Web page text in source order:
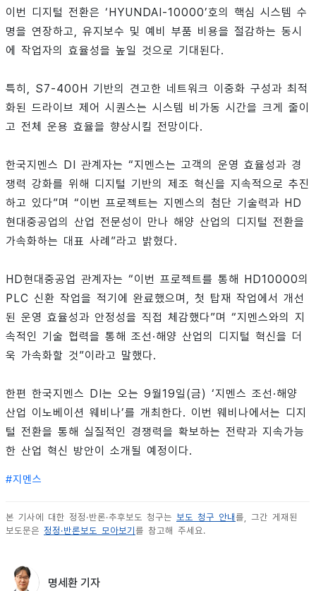
이번 디지털 전환은 ‘HYUNDAI-10000’호의 핵심 시스템 수
명을 연장하고, 유지보수 및 예비 부품 비용을 절감하는 동시
에 작업자의 효율성을 높일 것으로 기대된다.
특히, S7-400H 기반의 견고한 네트워크 이중화 구성과 최적
화된 드라이브 제어 시퀀스는 시스템 비가동 시간을 크게 줄이
고 전체 운용 효율을 향상시킬 전망이다.
한국지멘스 DI 관계자는 “지멘스는 고객의 운영 효율성과 경
쟁력 강화를 위해 디지털 기반의 제조 혁신을 지속적으로 추진
하고 있다”며 “이번 프로젝트는 지멘스의 첨단 기술력과 HD
현대중공업의 산업 전문성이 만나 해양 산업의 디지털 전환을
가속화하는 대표 사례”라고 밝혔다.
HD현대중공업 관계자는 “이번 프로젝트를 통해 HD10000의
PLC 신환 작업을 적기에 완료했으며, 첫 탑재 작업에서 개선
된 운영 효율성과 안정성을 직접 체감했다”며 “지멘스와의 지
속적인 기술 협력을 통해 조선·해양 산업의 디지털 혁신을 더
욱 가속화할 것”이라고 말했다.
한편 한국지멘스 DI는 오는 9월19일(금) ‘지멘스 조선·해양
산업 이노베이션 웨비나’를 개최한다. 이번 웨비나에서는 디지
털 전환을 통해 실질적인 경쟁력을 확보하는 전략과 지속가능
한 산업 혁신 방안이 소개될 예정이다.
#지멘스
본 기사에 대한 정정·반론·추후보도 청구는 보도 청구 안내 를, 그간 게재된
보도문은 정정·반론보도 모아보기 를 참고해 주세요.
명세환 기자